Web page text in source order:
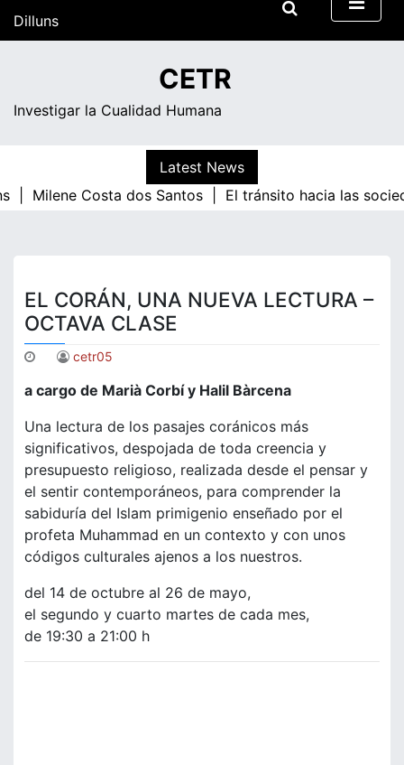
Dilluns
CETR
Investigar la Cualidad Humana
Latest News
|
Milene Costa dos Santos | El tránsito hacia las
EL CORÁN, UNA NUEVA LECTURA –
OCTAVA CLASE
cetr05
a cargo de Marià Corbí y Halil Bàrcena
Una lectura de los pasajes coránicos más
significativos, despojada de toda creencia y
presupuesto religioso, realizada desde el pensar y
el sentir contemporáneos, para comprender la
sabiduría del Islam primigenio enseñado por el
profeta Muhammad en un contexto y con unos
códigos culturales ajenos a los nuestros.
del 14 de octubre al 26 de mayo,
el segundo y cuarto martes de cada mes,
de 19:30 a 21:00 h